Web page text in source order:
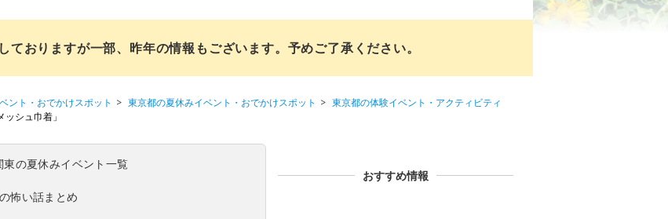
ておりますが一部、昨年の情報もございます。予めご了承ください。
ント・おでかけスポット 東京都の夏休みイベント・おでかけスポット
東京都の体験イベント・アクティビティ
シュ巾着」
の夏休みイベント一覧
怖い話まとめ
おすすめ情報